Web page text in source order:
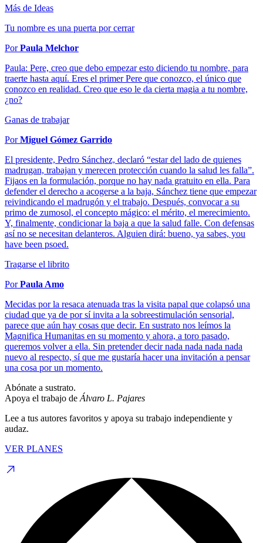
Más de Ideas
Tu nombre es una puerta por cerrar
PorPaula Melchor
Paula: Pere, creo que debo empezar esto diciendo tu nombre, para
traerte hasta aquí. Eres el primer Pere que conozco, el único que
conozco en realidad. Creo que eso le da cierta magia a tu nombre,
¿no?
Ganas de trabajar
PorMiguel Gómez Garrido
El presidente, Pedro Sánchez, declaró “estar del lado de quienes
madrugan, trabajan y merecen protección cuando la salud les falla”.
Fijaos en la formulación, porque no hay nada gratuito en ella. Para
defender el derecho a acogerse a la baja, Sánchez tiene que empezar
reivindicando el madrugón y el trabajo. Después, convocar a su
primo de zumosol, el concepto mágico: el mérito, el merecimiento.
Y, finalmente, condicionar la baja a que la salud falle. Con defensas
así no se necesitan delanteros. Alguien dirá: bueno, ya sabes, you
have been psoed.
Tragarse el librito
PorPaula Amo
Mecidas por la resaca atenuada tras la visita papal que colapsó una
ciudad que ya de por sí invita a la sobreestimulación sensorial,
parece que aún hay cosas que decir. En sustrato nos leímos la
Magnifica Humanitas en su momento y ahora, a toro pasado,
queremos volver a ella. Sin pretender decir nada nada nada nada
nuevo al respecto, sí que me gustaría hacer una invitación a pensar
una cosa por un momento.
Abónate a sustrato.
Apoya el trabajo de Álvaro L. Pajares
Lee a tus autores favoritos y apoya su trabajo independiente y
audaz.
VER PLANES